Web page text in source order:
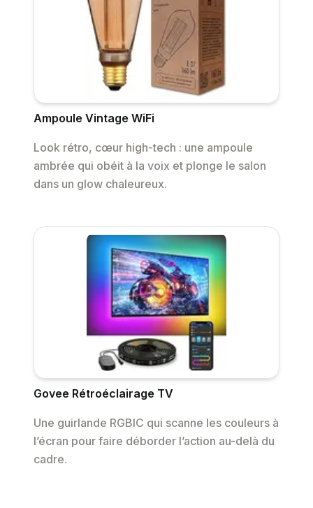
Ampoule Vintage WiFi
Look rétro, cœur high-tech : une ampoule
ambrée qui obéit à la voix et plonge le salon
dans un glow chaleureux.
Govee Rétroéclairage TV
Une guirlande RGBIC qui scanne les couleurs à
l’écran pour faire déborder l’action au-delà du
cadre.